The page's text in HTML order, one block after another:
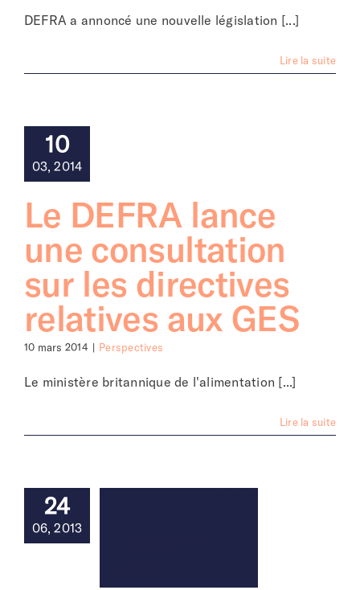
DEFRA a annoncé une nouvelle législation [...]
Lire la suite
10
03, 2014
Le DEFRA lance
une consultation
sur les directives
relatives aux GES
10 mars 2014 | Perspectives
Le ministère britannique de l'alimentation [...]
Lire la suite
24
06, 2013